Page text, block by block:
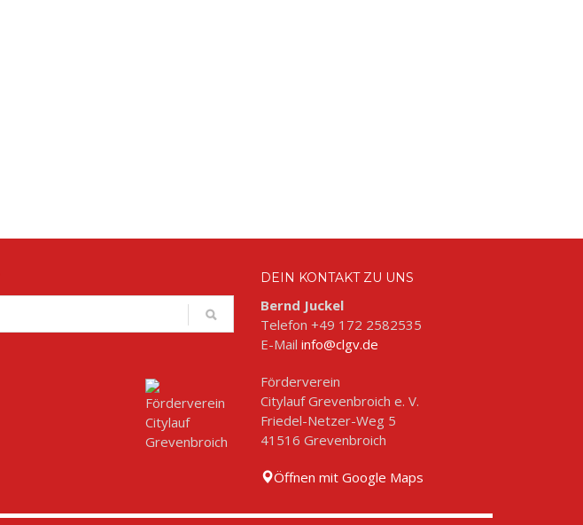
DEIN KONTAKT ZU UNS
Bernd Juckel
Telefon +49 172 2582535
E-Mail info@clgv.de
Förderverein
Citylauf Grevenbroich e. V.
Friedel-Netzer-Weg 5
41516 Grevenbroich
Öffnen mit Google Maps